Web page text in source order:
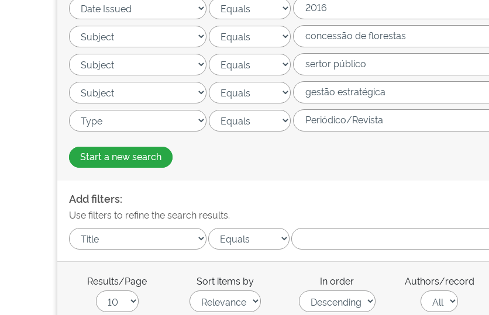
Start a new search
Add filters:
Use filters to refine the search results.
Results/Page Sort items by In order Authors/record